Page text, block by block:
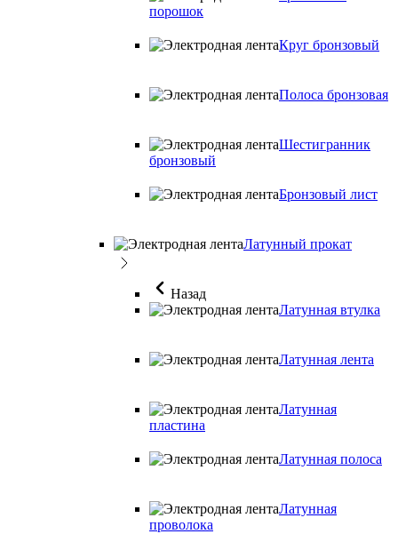
порошок
Круг бронзовый
Полоса бронзовая
Шестигранник
бронзовый
Бронзовый лист
Латунный прокат
Назад
Латунная втулка
Латунная лента
Латунная
пластина
Латунная полоса
Латунная
проволока